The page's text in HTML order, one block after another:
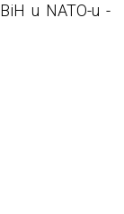
u NATO-u -